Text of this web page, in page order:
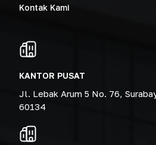
Kontak Kami
KANTOR PUSAT
Jl. Lebak Arum 5 No. 76,
60134